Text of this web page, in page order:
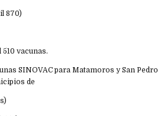
870)
vacunas.
SINOVAC para Matamoros y San Pedro
de